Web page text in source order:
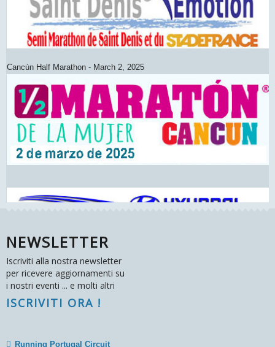
NEWSLETTER
Iscriviti alla nostra newsletter
per ricevere aggiornamenti su
i nostri eventi ... e molti altri
ISCRIVITI ORA !
Running Portugal Circuit